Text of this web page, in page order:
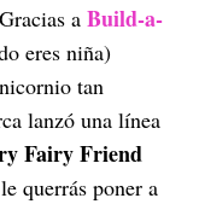
a Build-a-
eres niña)
tan
lanzó una línea
Fairy Friend
querrás poner a